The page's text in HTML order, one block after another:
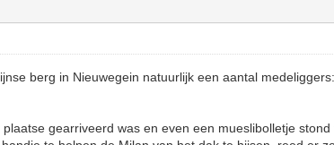
berg in Nieuwegein natuurlijk een aantal
gearriveerd was en even een mueslibolletje